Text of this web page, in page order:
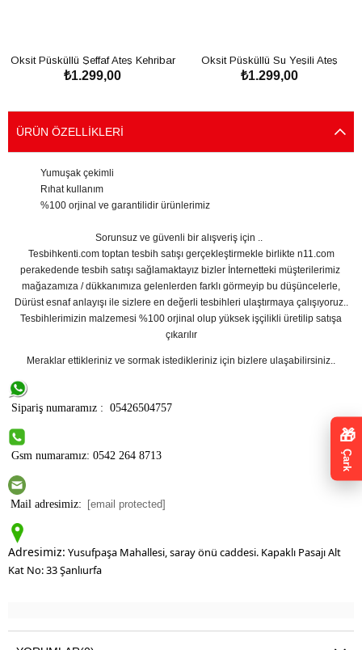
Oksit Püsküllü Şeffaf Ateş Kehribar
Tesbih
₺1.299,00
Oksit Püsküllü Su Yeşili Ateş
Kehribar Tesbih
₺1.299,00
ÜRÜN ÖZELLIKLERI
Yumuşak çekimli
Rıhat kullanım
%100 orjinal ve garantilidir ürünlerimiz
Sorunsuz ve güvenli bir alışveriş için ..
Tesbihkenti.com toptan tesbih satışı gerçekleştirmekle birlikte n11.com
perakedende tesbih satışı sağlamaktayız bizler İnternetteki müşterilerimiz
mağazamıza / dükkanımıza gelenlerden farklı görmeyip bu düşüncelerle,
Dürüst esnaf anlayışı ile sizlere en değerli tesbihleri ulaştırmaya çalışıyoruz..
Tesbihlerimizin malzemesi %100 orjinal olup yüksek işçilikli üretilip satışa
çıkarılır
Meraklar ettikleriniz ve sormak istedikleriniz için bizlere ulaşabilirsiniz..
Sipariş numaramız : 05426504757
Gsm numaramız: 0542 264 8713
Mail adresimiz: [email protected]
Adresimiz: Yusufpaşa Mahallesi, saray önü caddesi. Kapaklı Pasajı Alt
Kat No: 33 Şanlıurfa
🎁
Çark